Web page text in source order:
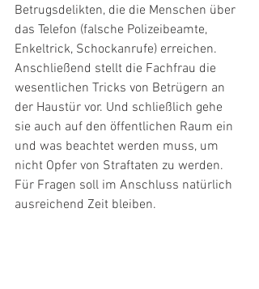
Betrugsdelikten, die die Menschen über
das Telefon (falsche Polizeibeamte,
Enkeltrick, Schockanrufe) erreichen.
Anschließend stellt die Fachfrau die
wesentlichen Tricks von Betrügern an
der Haustür vor. Und schließlich gehe
sie auch auf den öffentlichen Raum ein
und was beachtet werden muss, um
nicht Opfer von Straftaten zu werden.
Für Fragen soll im Anschluss natürlich
ausreichend Zeit bleiben.